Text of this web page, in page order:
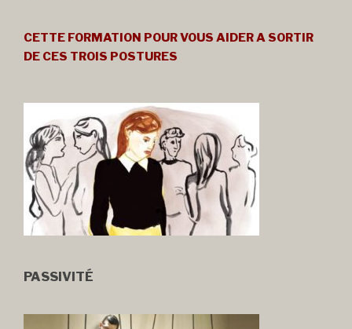
CETTE FORMATION POUR VOUS AIDER A SORTIR
DE CES TROIS POSTURES
PASSIVITÉ